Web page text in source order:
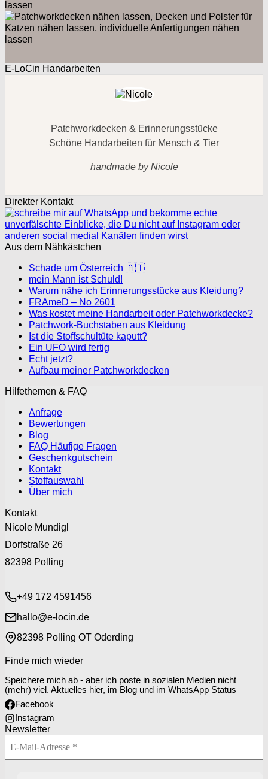
E-LoCin Handarbeiten
Patchworkdecken & Erinnerungsstücke
Schöne Handarbeiten für Mensch & Tier
handmade by Nicole
Direkter Kontakt
Aus dem Nähkästchen
Schade um Österreich 🇦🇹
mein Mann ist Schuld!
Warum nähe ich Erinnerungsstücke aus Kleidung?
FRAmeD – No 2601
Was kostet meine Handarbeit oder Patchworkdecke?
Patchwork-Buchstaben aus Kleidung
Ist die Stoffschultüte kaputt?
Ein UFO wird fertig
Echt jetzt?
Aufbau meiner Patchworkdecken
Hilfethemen & FAQ
Anfrage
Bewertungen
Blog
FAQ Häufige Fragen
Geschenkgutschein
Kontakt
Stoffauswahl
Über mich
Kontakt
Nicole Mundigl
Dorfstraße 26
82398 Polling
+49 172 4591456
hallo@e-locin.de
82398 Polling OT Oderding
Finde mich wieder
Speichere mich ab - aber ich poste in sozialen Medien nicht
(mehr) viel. Aktuelles hier, im Blog und im WhatsApp Status
Facebook
Instagram
Newsletter